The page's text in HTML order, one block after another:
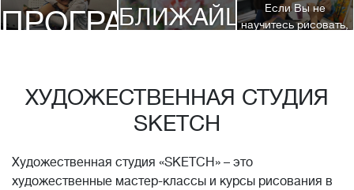
ПРОГРАММЫ
БЛИЖАЙШИЕЕсли Вы не
научитесь рисовать,
стоимость обучения!*
ХУДОЖЕСТВЕННАЯ СТУДИЯ
SKETCH
Художественная студия «SKETCH» – это
художественные мастер-классы и курсы рисования в